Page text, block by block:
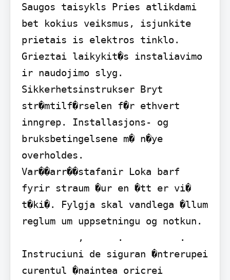
Saugos taisykls Pries atlikdami
bet kokius veiksmus, isjunkite
prietais is elektros tinklo.
Grieztai laikykit�s instaliavimo
ir naudojimo slyg.
Sikkerhetsinstrukser Bryt
str�mtilf�rselen f�r ethvert
inngrep. Installasjons- og
bruksbetingelsene m� n�ye
overholdes.
Var��arr��stafanir Loka barf
fyrir straum �ur en �tt er vi�
t�ki�. Fylgja skal vandlega �llum
reglum um uppsetningu og notkun.
Instruciuni de siguran �ntrerupei
curentul �naintea oricrei